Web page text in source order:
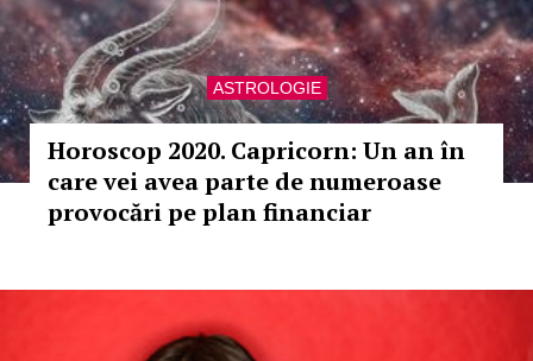
ASTROLOGIE
Horoscop 2020. Capricorn: Un an în
care vei avea parte de numeroase
provocări pe plan financiar